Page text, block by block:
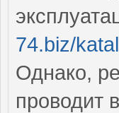
74.biz/
Однако,
проводит